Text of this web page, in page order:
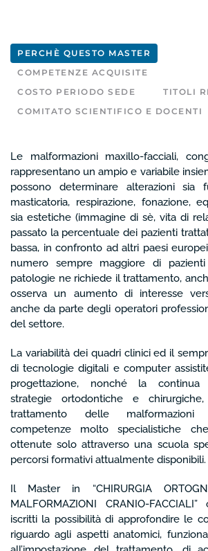
PERCHÈ QUESTO MASTER
COMPETENZE ACQUISITE
COSTO PERIODO SEDE
TITOLI
COMITATO SCIENTIFICO E DOCENTI
Le malformazioni maxillo-facciali,
rappresentano un ampio e variabile
possono determinare alterazioni sia
masticatoria, respirazione, fonazione,
sia estetiche (immagine di sè, vita di
passato la percentuale dei pazienti
bassa, in confronto ad altri paesi
numero sempre maggiore di
patologie ne richiede il trattamento,
osserva un aumento di interesse
anche da parte degli operatori
del settore.
La variabilità dei quadri clinici ed il
di tecnologie digitali e computer
progettazione, nonché la continua
strategie ortodontiche e
trattamento delle malformazioni
competenze molto specialistiche
ottenute solo attraverso una scuola
percorsi formativi attualmente disponibili.
Il Master in “CHIRURGIA
MALFORMAZIONI CRANIO-
iscritti la possibilità di approfondire le
riguardo agli aspetti anatomici,